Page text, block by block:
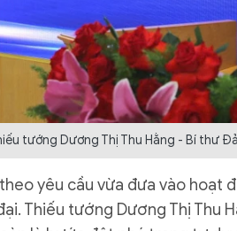
tướng Dương Thị Thu Hằng - Bí thư
yêu cầu vừa đưa vào
Thiếu tướng Dương Thị Thu